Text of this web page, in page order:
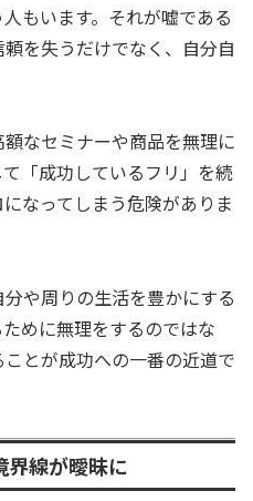
もいます。それが嘘である
を失うだけでなく、自分自
なセミナーや商品を無理に
「成功しているフリ」を続
なってしまう危険がありま
や周りの生活を豊かにする
めに無理をするのではな
とが成功への一番の近道で
界線が曖昧に